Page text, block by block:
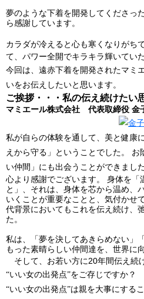
夢のような下着を開発してくださっ
ら感謝しています。
カラダが冷えると心も寒くなりがち
て、パワー全開でキラキラ輝いてい
今回は、遠赤下着を開発されたマミ
いをお伝えしたいと思います。
ご挨拶・・・私の伝え続けたい
マミエール株式会社 代表取締役 金
私が自らの体験を通して、美と健康
えから守る」ということでした。 お
い仲間」にも出会うことができました
心より感謝でございます。 身体を「
と」、それは、身体を芯から温め、
いくことが重要なことと、気付かせ
代背景においてもこれを伝え続け、
た。
私は、「夢を決してあきらめない」
もった素晴らしい仲間達を、世界に
そ して、お若い方に20年間伝え続
“いい女の出発点”をご存じですか？
“いい女の出発点”は親を大事にする